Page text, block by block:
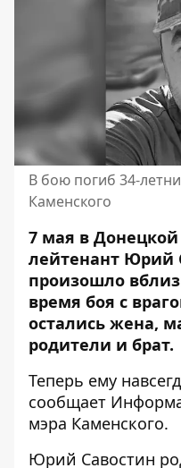
В бою погиб 34-
Каменского
7 мая в
лейтенант Юрий
произошло
время боя с
остались жена,
родители и брат.
Теперь ему
сообщает
мэра Каменского.
Юрий Савостин